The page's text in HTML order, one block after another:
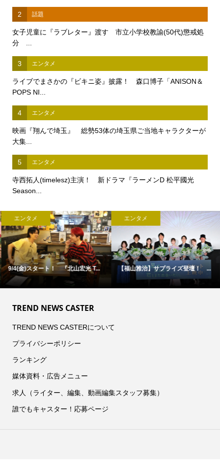
2 話題
女子児童に『ラブレター』渡す 市立小学校教諭(50代)懲戒処
分 ...
3 エンタメ
ライブでまさかの『ビキニ姿』披露！ 森口博子「ANISON＆
POPS NI...
4 エンタメ
映画『翔んで埼玉』 総勢53体の埼玉県ご当地キャラクターが
大集...
5 エンタメ
寺西拓人(timelesz)主演！ 新ドラマ『ラーメンD 松平國光
Season...
エンタメ
9/4(金)スタート！ 『北山宏光 T...
エンタメ
【福山雅治】サプライズ登壇！ ...
TREND NEWS CASTER
TREND NEWS CASTERについて
プライバシーポリシー
ランキング
媒体資料・広告メニュー
求人（ライター、編集、動画編集スタッフ募集）
誰でもキャスター！応募ページ